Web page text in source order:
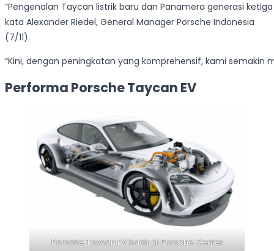
“Pengenalan Taycan listrik baru dan Panamera generasi
kata Alexander Riedel, General Manager Porsche Indonesia
(7/11).
“Kini, dengan peningkatan yang komprehensif, kami
Performa Porsche Taycan EV
Porsche Taycan EV hadir di Porsche Center